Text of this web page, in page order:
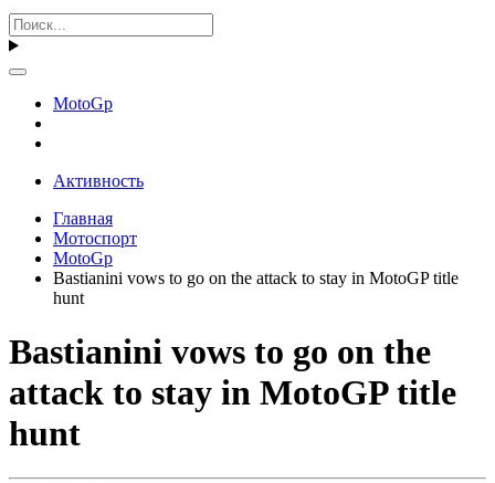
MotoGp
Активность
Главная
Мотоспорт
MotoGp
Bastianini vows to go on the attack to stay in MotoGP title
hunt
Bastianini vows to go on the
attack to stay in MotoGP title
hunt